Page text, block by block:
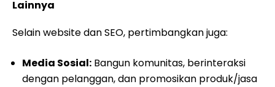
Lainnya
Selain website dan SEO, pertimbangkan juga:
Media Sosial: Bangun komunitas, berinteraksi
dengan pelanggan, dan promosikan produk/jasa